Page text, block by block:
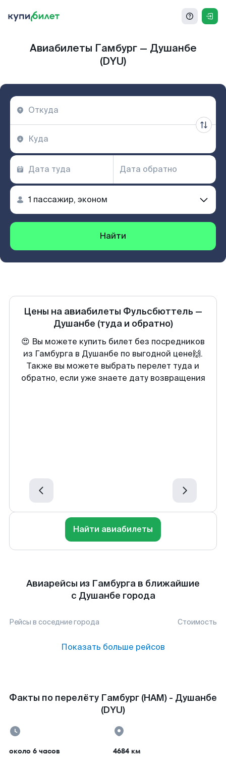
Авиабилеты Гамбург — Душанбе
(DYU)
Найти
Цены на авиабилеты Фульсбюттель —
Душанбе (туда и обратно)
😍 Вы можете купить билет без посредников
из Гамбурга в Душанбе по выгодной цене🙌.
Также вы можете выбрать перелет туда и
обратно, если уже знаете дату возвращения
Найти авиабилеты
Авиарейсы из Гамбурга в ближайшие
с Душанбе города
Рейсы в соседние города Стоимость
Показать больше рейсов
Факты по перелёту Гамбург (HAM) - Душанбе
(DYU)
около 6 часов 4684 км